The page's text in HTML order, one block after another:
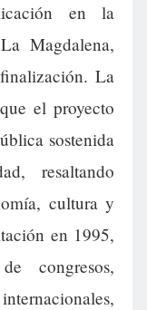
en la
Magdalena,
La
el proyecto
sostenida
resaltando
cultura y
en 1995,
congresos,